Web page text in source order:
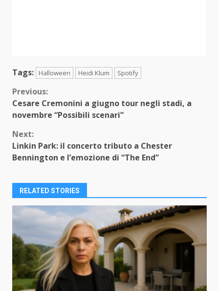
Tags: Halloween Heidi Klum Spotify
Continue
Reading
Previous:
Cesare Cremonini a giugno tour negli stadi, a
novembre “Possibili scenari”
Next:
Linkin Park: il concerto tributo a Chester
Bennington e l’emozione di “The End”
RELATED STORIES